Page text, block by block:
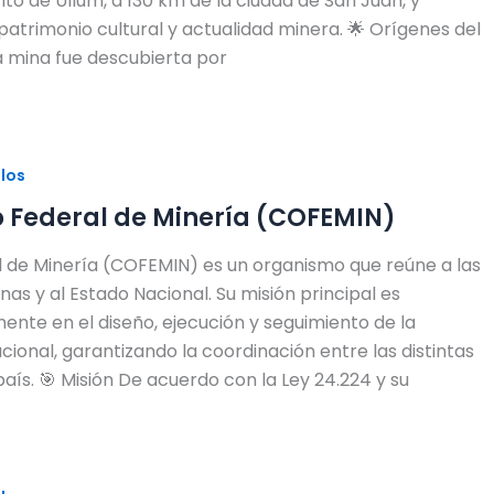
cultural y actualidad minera. 🌟 Orígenes del
mina fue descubierta por
de Minería (COFEMIN)
de Minería (COFEMIN) es un organismo que reúne a las
y al Estado Nacional. Su misión principal es
en el diseño, ejecución y seguimiento de la
garantizando la coordinación entre las distintas
🎯 Misión De acuerdo con la Ley 24.224 y su